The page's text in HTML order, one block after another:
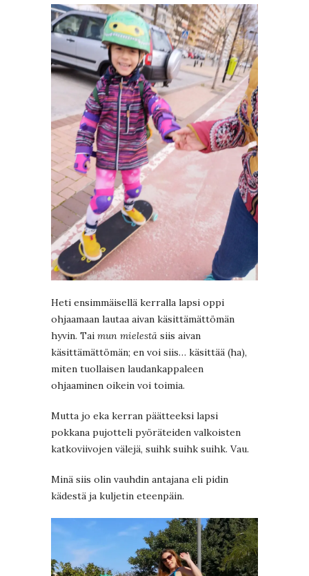
Heti ensimmäisellä kerralla lapsi oppi
ohjaamaan lautaa aivan käsittämättömän
hyvin. Tai mun mielestä siis aivan
käsittämättömän; en voi siis… käsittää (ha),
miten tuollaisen laudankappaleen
ohjaaminen oikein voi toimia.
Mutta jo eka kerran päätteeksi lapsi
pokkana pujotteli pyöräteiden valkoisten
katkoviivojen välejä, suihk suihk suihk. Vau.
Minä siis olin vauhdin antajana eli pidin
kädestä ja kuljetin eteenpäin.